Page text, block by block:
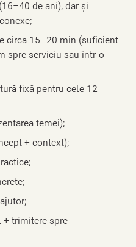
de ani), dar și
circa 15–20 min (suficient
spre serviciu sau într-o
fixă pentru cele 12
temei);
+ context);
trimitere spre